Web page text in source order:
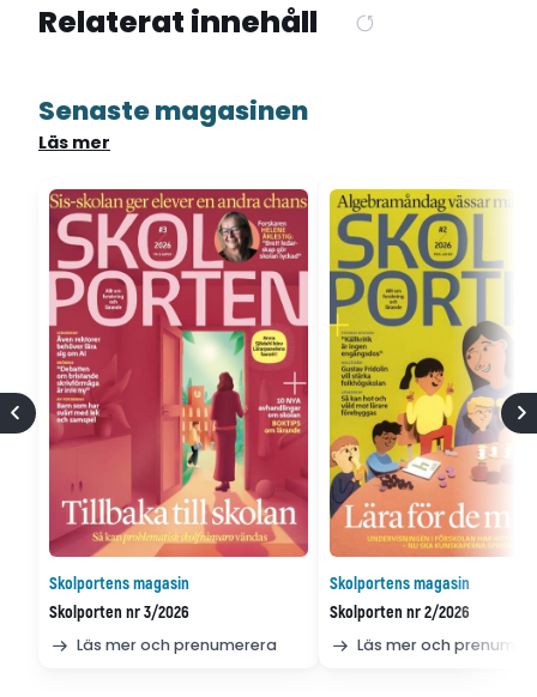
Relaterat innehåll
Senaste magasinen
Läs mer
Skolportens magasin
Skolporten nr 3/2026
Läs mer och prenumerera
Skolportens magasin
Skolporten nr 2/2026
Läs mer och